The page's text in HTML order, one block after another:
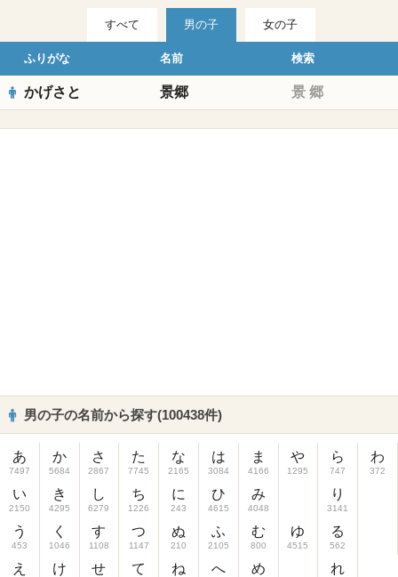
すべて 男の子 女の子
ふりがな 名前 検索
かげさと 景郷 景 郷
男の子の名前から探す(100438件)
あ
7497
い
2150
う
453
え
か
5684
き
4295
く
1046
け
さ
2867
し
6279
す
1108
せ
た
7745
ち
1226
つ
1147
て
な
2165
に
243
ぬ
210
ね
は
3084
ひ
4615
ふ
2105
へ
ま
4166
み
4048
む
800
め
や
1295
ゆ
4515
ら
747
り
3141
る
562
れ
わ
372